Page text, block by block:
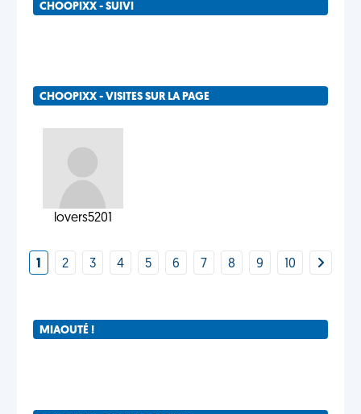
CHOOPIXX - SUIVI
CHOOPIXX - VISITES SUR LA PAGE
lovers5201
1 2 3 4 5 6 7 8 9 10
MIAOUTÉ !